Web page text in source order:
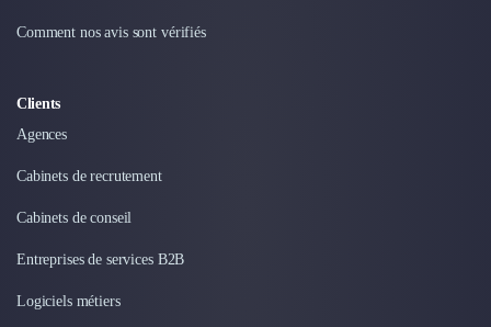
Comment nos avis sont vérifiés
Clients
Agences
Cabinets de recrutement
Cabinets de conseil
Entreprises de services B2B
Logiciels métiers